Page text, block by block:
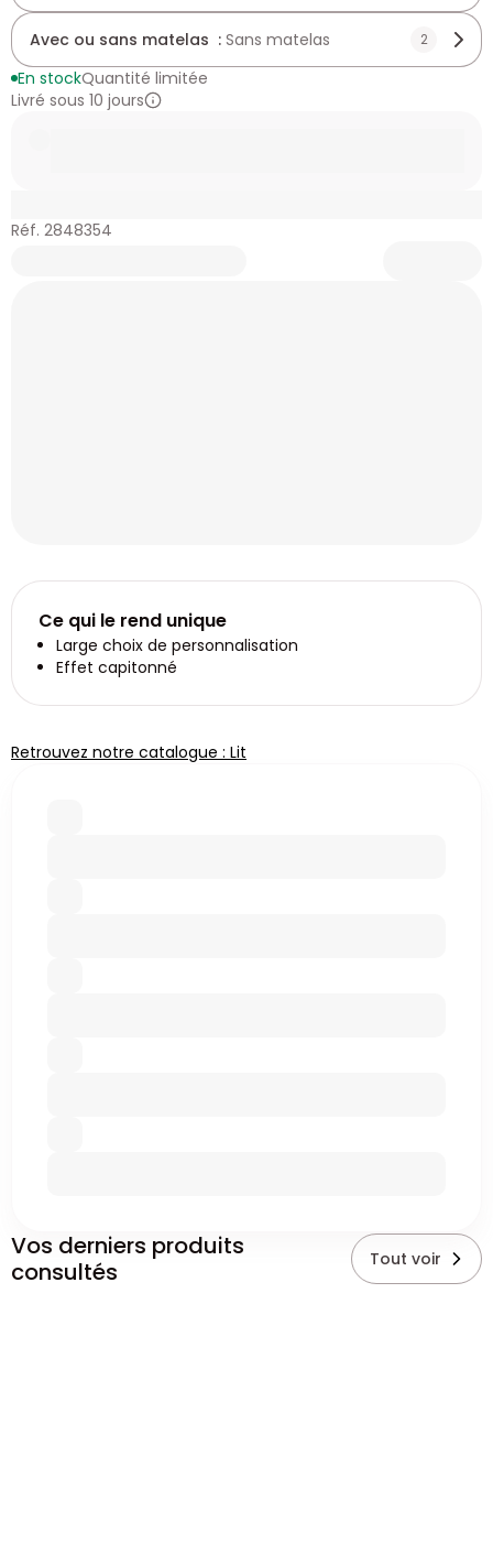
Avec ou sans matelas : Sans matelas 2
En stockQuantité limitée
Livré sous 10 jours
Réf. 2848354
Ce qui le rend unique
Large choix de personnalisation
Effet capitonné
Retrouvez notre catalogue : Lit
Vos derniers produits
consultés
Tout voir